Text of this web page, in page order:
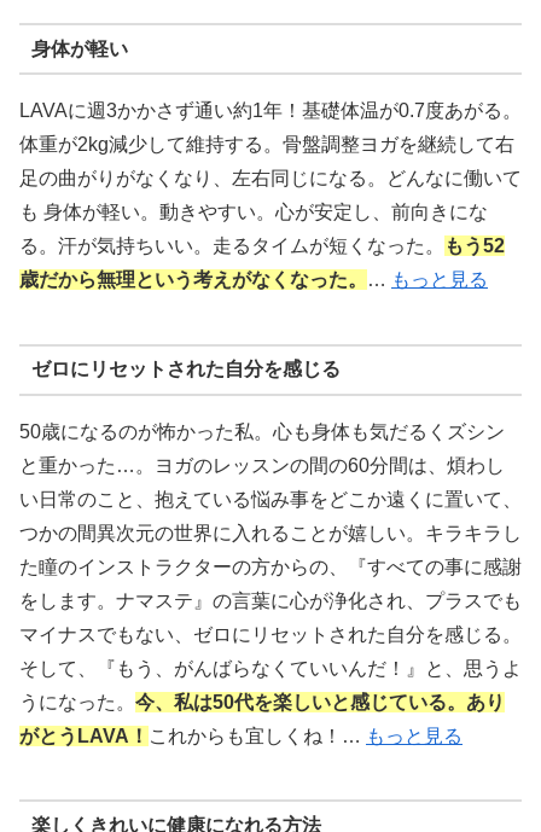
身体が軽い
LAVAに週3かかさず通い約1年！基礎体温が0.7度あがる。
体重が2kg減少して維持する。骨盤調整ヨガを継続して右
足の曲がりがなくなり、左右同じになる。どんなに働いて
も 身体が軽い。動きやすい。心が安定し、前向きにな
る。汗が気持ちいい。走るタイムが短くなった。
もう52
歳だから無理という考えがなくなった。
… もっと見る
ゼロにリセットされた自分を感じる
50歳になるのが怖かった私。心も身体も気だるくズシン
と重かった…。ヨガのレッスンの間の60分間は、煩わし
い日常のこと、抱えている悩み事をどこか遠くに置いて、
つかの間異次元の世界に入れることが嬉しい。キラキラし
た瞳のインストラクターの方からの、『すべての事に感謝
をします。ナマステ』の言葉に心が浄化され、プラスでも
マイナスでもない、ゼロにリセットされた自分を感じる。
そして、『もう、がんばらなくていいんだ！』と、思うよ
うになった。 今、私は50代を楽しいと感じている。あり
がとうLAVA！ これからも宜しくね！… もっと見る
楽しくきれいに健康になれる方法